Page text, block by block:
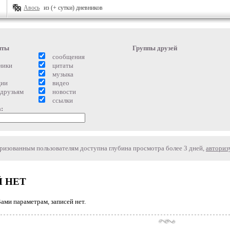
Авось из (+ сутки) дневников
сообщения
цитаты
музыка
видео
новости
ссылки
Группы друзей
пользователям доступна глубина просмотра более 3 дней,
НЕТ
параметрам, записей нет.